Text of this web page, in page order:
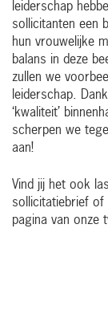
leiderschap
sollicitanten een
hun vrouwelijke
balans in deze
zullen we
leiderschap.
‘kwaliteit’
scherpen we
aan!
Vind jij het ook
sollicitatiebrief of
pagina van onze